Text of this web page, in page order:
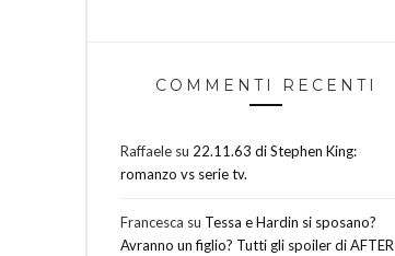
COMMENTI RECENTI
Raffaele su 22.11.63 di Stephen King:
romanzo vs serie tv.
Francesca su Tessa e Hardin si sposano?
Avranno un figlio? Tutti gli spoiler di AFTER